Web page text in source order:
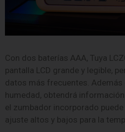
Con dos baterías AAA, Tuya
pantalla LCD grande y legible,
datos más frecuentes. Además
humedad, obtendrá
el zumbador incorporado
ajuste altos y bajos para la